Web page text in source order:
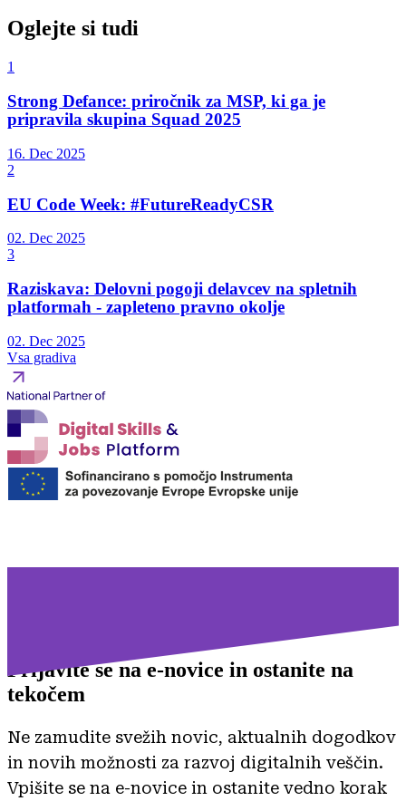
Oglejte si tudi
1
Strong Defance: priročnik za MSP, ki ga je
pripravila skupina Squad 2025
16. Dec 2025
2
EU Code Week: #FutureReadyCSR
02. Dec 2025
3
Raziskava: Delovni pogoji delavcev na spletnih
platformah - zapleteno pravno okolje
02. Dec 2025
Vsa gradiva
Prijavite se na e-novice in ostanite na
tekočem
Ne zamudite svežih novic, aktualnih dogodkov
in novih možnosti za razvoj digitalnih veščin.
Vpišite se na e-novice in ostanite vedno korak